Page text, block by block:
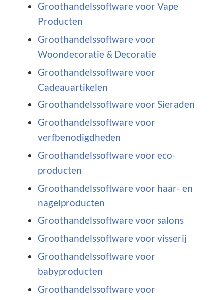
Groothandelssoftware voor Vape
Producten
Groothandelssoftware voor
Woondecoratie & Decoratie
Groothandelssoftware voor
Cadeauartikelen
Groothandelssoftware voor Sieraden
Groothandelssoftware voor
verfbenodigdheden
Groothandelssoftware voor eco-
producten
Groothandelssoftware voor haar- en
nagelproducten
Groothandelssoftware voor salons
Groothandelssoftware voor visserij
Groothandelssoftware voor
babyproducten
Groothandelssoftware voor